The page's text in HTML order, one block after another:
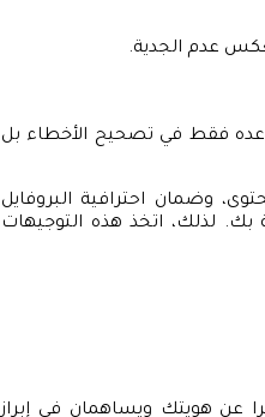
عدم الجدية.
فقط في تصحيح الأخطاء بل
وضمان احترافية البروفايل
لذلك، اتخذ هذه التوجيهات
عن هويتك ويساهمان في إبراز